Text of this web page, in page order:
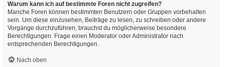
Warum kann ich auf bestimmte Foren nicht zugreifen?
Manche Foren können bestimmten Benutzern oder Gruppen vorbehalten
sein. Um diese einzusehen, Beiträge zu lesen, zu schreiben oder andere
Vorgänge durchzuführen, brauchst du möglicherweise besondere
Berechtigungen. Frage einen Moderator oder Administrator nach
entsprechenden Berechtigungen.
Nach oben